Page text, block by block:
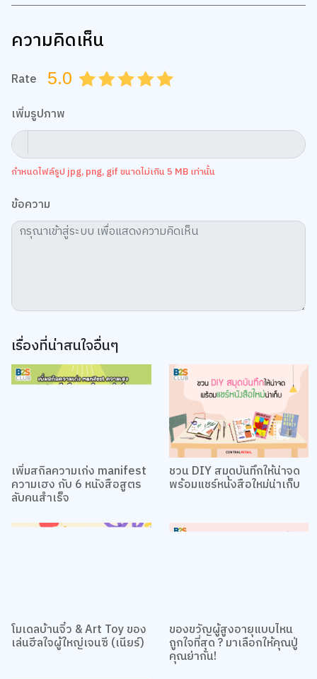
ความคิดเห็น
5.0
เพิ่มรูปภาพ
กำหนดไฟล์รูป jpg, png, gif ขนาดไม่เกิน 5 MB เท่านั้น
ข้อความ
เรื่องที่น่าสนใจอื่นๆ
เพิ่มสกิลความเก่ง manifest
ความเฮง กับ 6 หนังสือสูตร
ลับคนสำเร็จ
ชวน DIY สมุดบันทึกให้น่าจด
พร้อมแชร์หนังสือใหม่น่าเก็บ
โมเดลบ้านจิ๋ว & Art Toy ของ
เล่นฮีลใจผู้ใหญ่เจนซี (เนียร์)
ของขวัญผู้สูงอายุแบบไหน
ถูกใจที่สุด ? มาเลือกให้คุณปู่
คุณย่ากัน!
เว็บไซต์นี้ใช้คุกกี้
เราใช้คุกกี้เพื่อเพิ่มประสบการณ์ที่ดีในการใช้เว็บไซต์ แสดงเนื้อหาและโฆษณาให้